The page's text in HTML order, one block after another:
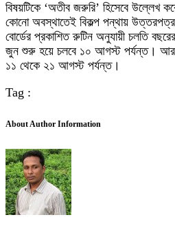
বিষয়টিকে ‘অতীব জরুরি’ হিসেবে উল্লেখ
কোনো অবস্থাতেই বিকল্প পন্থায় উত্তরপত্র
বোর্ডের প্রকাশিত রুটিন অনুযায়ী চলতি
জুন শুরু হয়ে চলবে ১০ আগস্ট পর্যন্ত। আর
১১ থেকে ২১ আগস্ট পর্যন্ত।
Tag :
About Author Information